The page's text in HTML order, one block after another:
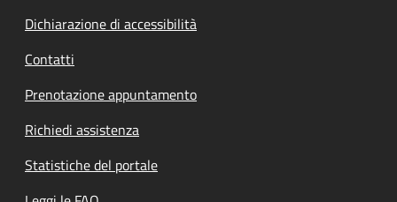
Dichiarazione di accessibilità
Contatti
Prenotazione appuntamento
Richiedi assistenza
Statistiche del portale